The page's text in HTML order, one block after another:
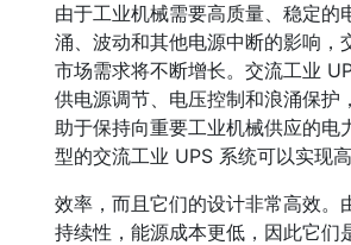
由于工业机械需要高质量、稳定的
涌、波动和其他电源中断的影响，
市场需求将不断增长。交流工业
供电源调节、电压控制和浪涌保护
助于保持向重要工业机械供应的电
型的交流工业 UPS 系统可以实现
效率，而且它们的设计非常高效。
持续性，能源成本更低，因此它们